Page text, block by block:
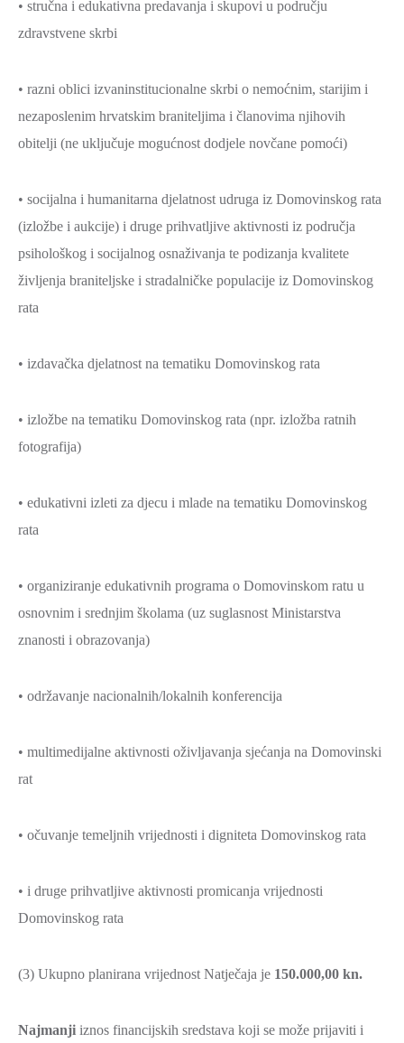
• stručna i edukativna predavanja i skupovi u području
zdravstvene skrbi
• razni oblici izvaninstitucionalne skrbi o nemoćnim, starijim i
nezaposlenim hrvatskim braniteljima i članovima njihovih
obitelji (ne uključuje mogućnost dodjele novčane pomoći)
• socijalna i humanitarna djelatnost udruga iz Domovinskog rata
(izložbe i aukcije) i druge prihvatljive aktivnosti iz područja
psihološkog i socijalnog osnaživanja te podizanja kvalitete
življenja braniteljske i stradalničke populacije iz Domovinskog
rata
• izdavačka djelatnost na tematiku Domovinskog rata
• izložbe na tematiku Domovinskog rata (npr. izložba ratnih
fotografija)
• edukativni izleti za djecu i mlade na tematiku Domovinskog
rata
• organiziranje edukativnih programa o Domovinskom ratu u
osnovnim i srednjim školama (uz suglasnost Ministarstva
znanosti i obrazovanja)
• održavanje nacionalnih/lokalnih konferencija
• multimedijalne aktivnosti oživljavanja sjećanja na Domovinski
rat
• očuvanje temeljnih vrijednosti i digniteta Domovinskog rata
• i druge prihvatljive aktivnosti promicanja vrijednosti
Domovinskog rata
(3) Ukupno planirana vrijednost Natječaja je 150.000,00 kn.
Najmanji iznos financijskih sredstava koji se može prijaviti i